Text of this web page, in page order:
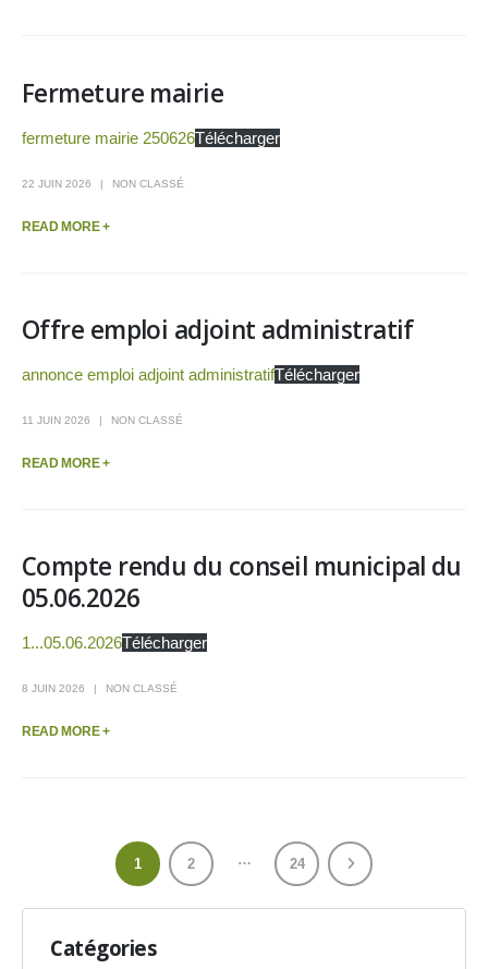
Fermeture mairie
fermeture mairie 250626Télécharger
22 JUIN 2026 NON CLASSÉ
READ MORE +
Offre emploi adjoint administratif
annonce emploi adjoint administratifTélécharger
11 JUIN 2026 NON CLASSÉ
READ MORE +
Compte rendu du conseil municipal du
05.06.2026
1...05.06.2026Télécharger
8 JUIN 2026 NON CLASSÉ
READ MORE +
1 2 … 24
Catégories